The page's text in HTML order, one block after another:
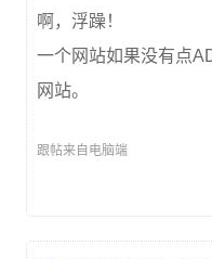
啊，浮躁！
一个网站如果没有点
网站。
跟帖来自电脑端